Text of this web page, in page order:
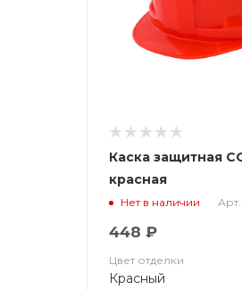
Каска защитная
красная
Нет в наличии
448 ₽
Цвет отделки
Красный